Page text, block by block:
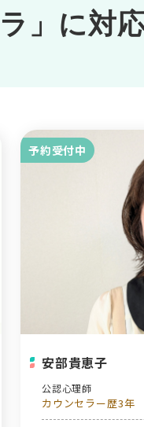
」に対
予約受付中
安部貴恵子
公認心理師
カウンセラー歴3年